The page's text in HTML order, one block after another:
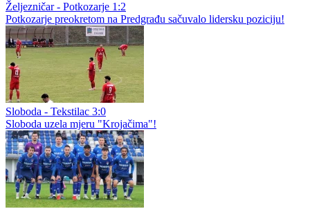
Željezničar - Potkozarje 1:2
Potkozarje preokretom na Predgrađu sačuvalo lidersku poziciju!
Sloboda - Tekstilac 3:0
Sloboda uzela mjeru "Krojačima"!